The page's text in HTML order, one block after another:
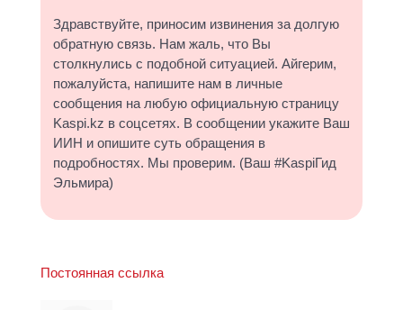
Здравствуйте, приносим извинения за долгую
обратную связь. Нам жаль, что Вы
столкнулись с подобной ситуацией. Айгерим,
пожалуйста, напишите нам в личные
сообщения на любую официальную страницу
Kaspi.kz в соцсетях. В сообщении укажите Ваш
ИИН и опишите суть обращения в
подробностях. Мы проверим. (Ваш #KaspiГид
Эльмира)
Постоянная ссылка